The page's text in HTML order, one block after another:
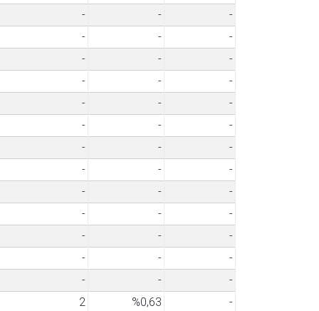
- -
-
- -
-
- -
-
- -
-
- -
-
- -
-
- -
-
- -
-
- -
-
- -
-
- -
-
- -
-
- -
-
2 %0,63
-